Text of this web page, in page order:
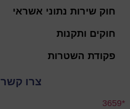
חוק שירות נתוני אשראי
חוקים ותקנות
פקודת השטרות
צרו קשר
*3659